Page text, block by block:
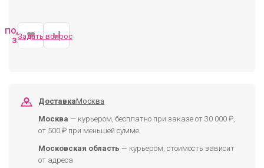
ПОДОБРАТЬ
ЗАМЕНУ
Задать вопрос
ДоставкаМосква
Москва — курьером, бесплатно при заказе от 30 000 ₽,
от 500 ₽ при меньшей сумме
Московская область — курьером, стоимость зависит
от адреса